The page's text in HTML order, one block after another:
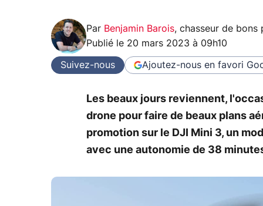
Par Benjamin Barois, chasseur de bons
Publié le 20 mars 2023 à 09h10
Suivez-nous Ajoutez-nous en favori
Les beaux jours reviennent,
drone pour faire de beaux plans
promotion sur le DJI Mini 3, un
avec une autonomie de 38